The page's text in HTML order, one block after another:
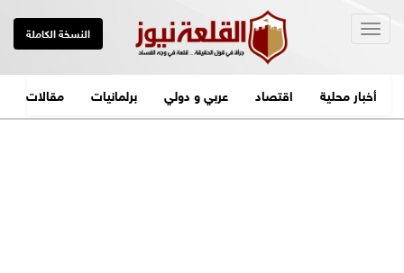
النسخة الكاملة
أخبار محلية اقتصاد عربي و دولي برلمانيات مقالات